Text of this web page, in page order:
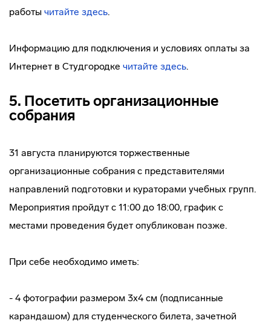
работы читайте здесь.
Информацию для подключения и условиях оплаты за
Интернет в Студгородке читайте здесь.
5. Посетить организационные
собрания
31 августа планируются торжественные
организационные собрания с представителями
направлений подготовки и кураторами учебных групп.
Мероприятия пройдут с 11:00 до 18:00, график с
местами проведения будет опубликован позже.
При себе необходимо иметь:
- 4 фотографии размером 3х4 см (подписанные
карандашом) для студенческого билета, зачетной